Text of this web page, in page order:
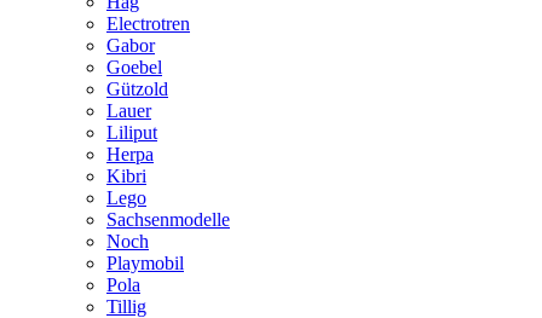
Electrotren
Gabor
Goebel
Gützold
Lauer
Liliput
Herpa
Kibri
Lego
Sachsenmodelle
Noch
Playmobil
Pola
Tillig